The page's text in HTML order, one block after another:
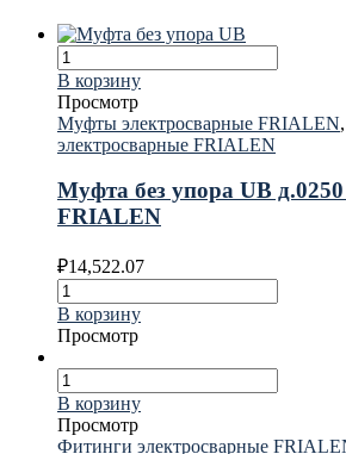
В корзину
Просмотр
Муфты электросварные FRIALEN,
электросварные FRIALEN
Муфта без упора UB
FRIALEN
₽14,522.07
В корзину
Просмотр
В корзину
Просмотр
Фитинги электросварные